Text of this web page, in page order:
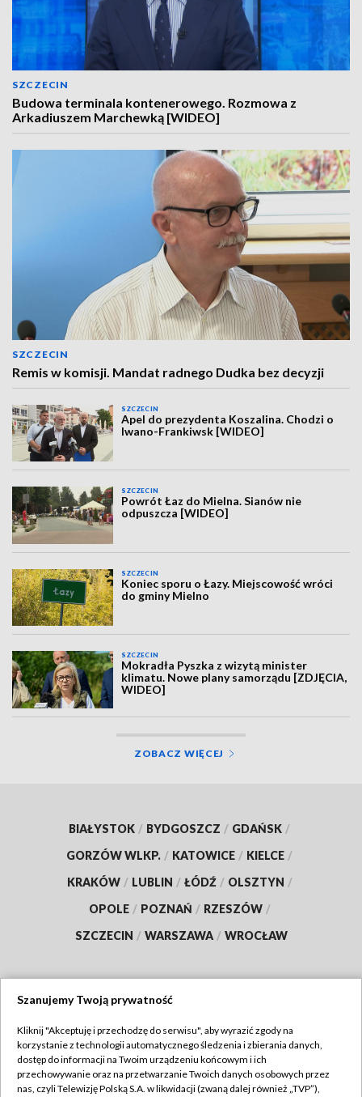
SZCZECIN
Budowa terminala kontenerowego. Rozmowa z
Arkadiuszem Marchewką [WIDEO]
SZCZECIN
Remis w komisji. Mandat radnego Dudka bez decyzji
SZCZECIN
Apel do prezydenta Koszalina. Chodzi o
Iwano-Frankiwsk [WIDEO]
SZCZECIN
Powrót Łaz do Mielna. Sianów nie
odpuszcza [WIDEO]
SZCZECIN
Koniec sporu o Łazy. Miejscowość wróci
do gminy Mielno
SZCZECIN
Mokradła Pyszka z wizytą minister
klimatu. Nowe plany samorządu [ZDJĘCIA,
WIDEO]
ZOBACZ WIĘCEJ
BIAŁYSTOK / BYDGOSZCZ / GDAŃSK /
GORZÓW WLKP. / KATOWICE / KIELCE /
KRAKÓW / LUBLIN / ŁÓDŹ / OLSZTYN /
OPOLE / POZNAŃ / RZESZÓW /
SZCZECIN / WARSZAWA / WROCŁAW
TVP
Abonament TVP
Regulamin TVP
Szanujemy Twoją prywatność
Kliknij "Akceptuję i przechodzę do serwisu", aby wyrazić zgody na
korzystanie z technologii automatycznego śledzenia i zbierania danych,
dostęp do informacji na Twoim urządzeniu końcowym i ich
przechowywanie oraz na przetwarzanie Twoich danych osobowych przez
nas, czyli Telewizję Polską S.A. w likwidacji (zwaną dalej również „TVP”),